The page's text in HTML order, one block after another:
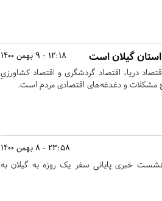
12:18 - 9 بهمن 1400 گیلان است
دریا، اقتصاد گردشگری و اقتصاد کشاورزیِ
مشکلات و دغدغه‌های اقتصادی مردم است.
23:58 - 8 بهمن 1400
خبری پایانی سفر یک روزه به گیلان به